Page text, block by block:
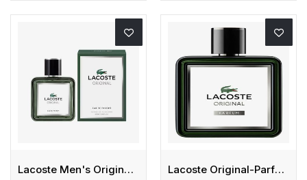
Lacoste Men's Original - Eau De Parfum Lacoste Original-Parfum